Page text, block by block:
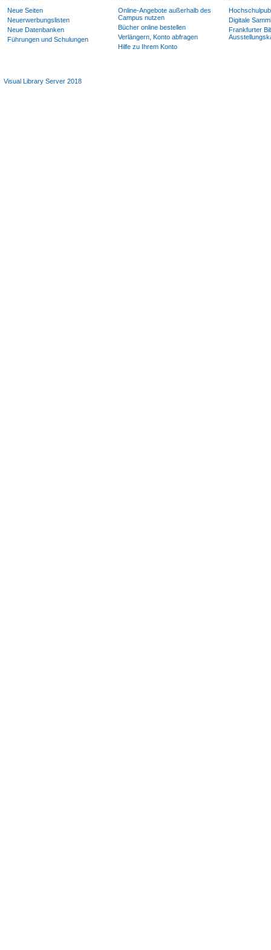
Neue Seiten
Neuerwerbungslisten
Neue Datenbanken
Führungen und Schulungen
Online-Angebote außerhalb des
Campus nutzen
Bücher online bestellen
Verlängern, Konto abfragen
Hilfe zu Ihrem Konto
Digitale
Frankfurter
Visual Library Server 2018